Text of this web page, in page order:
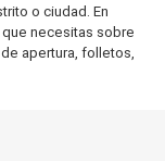
o ciudad. En
necesitas sobre
apertura, folletos,